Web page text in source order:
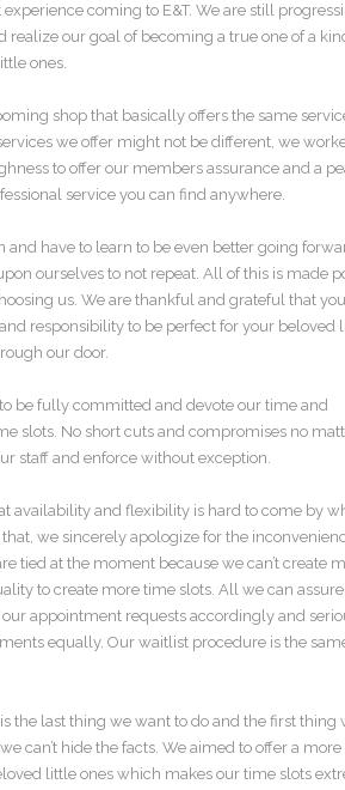
coming to E&T. We are still
our goal of becoming a true one of a
ones.
shop that basically offers the same
we offer might not be different, we
to offer our members assurance and a
service you can find anywhere.
have to learn to be even better going
ourselves to not repeat. All of this is made
us. We are thankful and grateful that
responsibility to be perfect for your beloved
our door.
be fully committed and devote our time and
slots. No short cuts and compromises no
staff and enforce without exception.
availability and flexibility is hard to come by
we sincerely apologize for the
tied at the moment because we can’t create
to create more time slots. All we can
appointment requests accordingly and
equally. Our waitlist procedure is the
the last thing we want to do and the first thing
can’t hide the facts. We aimed to offer a
little ones which makes our time slots